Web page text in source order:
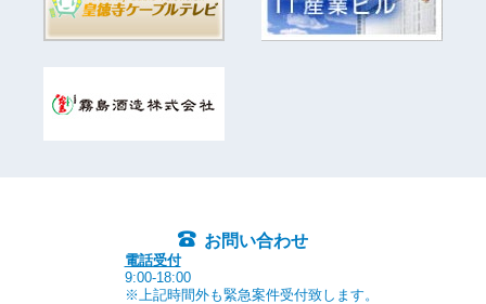
お問い合わせ
電話受付
9:00-18:00
※上記時間外も緊急案件受付致します。